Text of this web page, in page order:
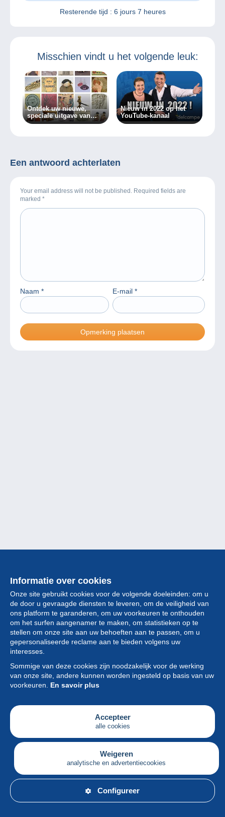
Resterende tijd : 6 jours 7 heures
Misschien vindt u het volgende leuk:
Ontdek uw nieuwe,
speciale uitgave van
Delcampe Magazine
Nieuw in 2022 op het
YouTube-kanaal
Een antwoord achterlaten
Your email address will not be published. Required fields are
marked *
Naam * E-mail *
Informatie over cookies
Onze site gebruikt cookies voor de volgende doeleinden: om u
de door u gevraagde diensten te leveren, om de veiligheid van
ons platform te garanderen, om uw voorkeuren te onthouden
om het surfen aangenamer te maken, om statistieken op te
stellen om onze site aan uw behoeften aan te passen, om u
gepersonaliseerde reclame aan te bieden volgens uw
interesses.
Sommige van deze cookies zijn noodzakelijk voor de werking
van onze site, andere kunnen worden ingesteld op basis van uw
voorkeuren. En savoir plus
Accepteer
alle cookies
Weigeren
analytische en advertentiecookies
Configureer
Collectie
Nieuws
Functie
Vereniging
Diensten
Schrijven
Nederlands